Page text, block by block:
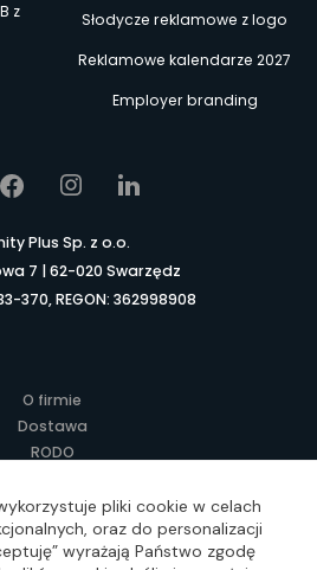
z
Słodycze reklamowe z logo
Reklamowe kalendarze 2027
Employer branding
Plus Sp. z o.o.
7 | 62-020 Swarzędz
370, REGON: 362998908
O firmie
Dostawa
RODO
Regulamin
Gadżety Reklamowe
zamawiać?
pliki cookie w celach
oraz do personalizacji
wyrażają Państwo zgodę